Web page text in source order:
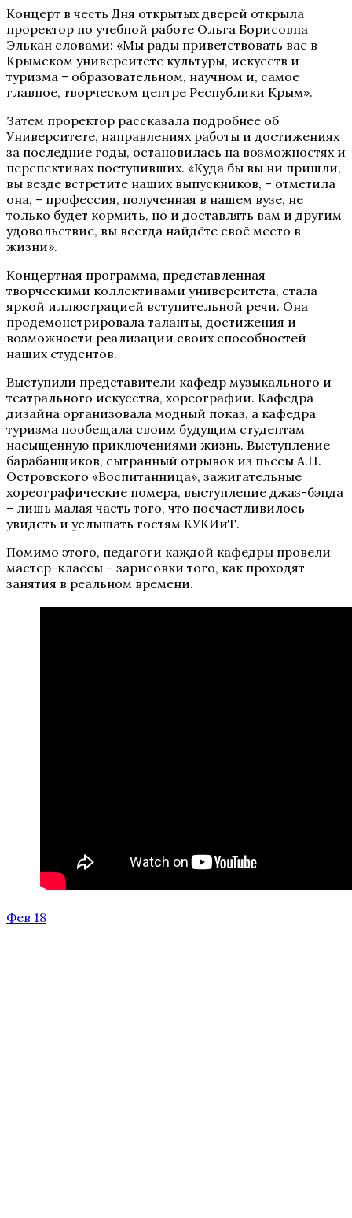
Концерт в честь Дня открытых дверей открыла
проректор по учебной работе Ольга Борисовна
Элькан словами: «Мы рады приветствовать вас в
Крымском университете культуры, искусств и
туризма – образовательном, научном и, самое
главное, творческом центре Республики Крым».
Затем проректор рассказала подробнее об
Университете, направлениях работы и достижениях
за последние годы, остановилась на возможностях и
перспективах поступивших. «Куда бы вы ни пришли,
вы везде встретите наших выпускников, – отметила
она, – профессия, полученная в нашем вузе, не
только будет кормить, но и доставлять вам и другим
удовольствие, вы всегда найдёте своё место в
жизни».
Концертная программа, представленная
творческими коллективами университета, стала
яркой иллюстрацией вступительной речи. Она
продемонстрировала таланты, достижения и
возможности реализации своих способностей
наших студентов.
Выступили представители кафедр музыкального и
театрального искусства, хореографии. Кафедра
дизайна организовала модный показ, а кафедра
туризма пообещала своим будущим студентам
насыщенную приключениями жизнь. Выступление
барабанщиков, сыгранный отрывок из пьесы А.Н.
Островского «Воспитанница», зажигательные
хореографические номера, выступление джаз-бэнда
– лишь малая часть того, что посчастливилось
увидеть и услышать гостям КУКИиТ.
Помимо этого, педагоги каждой кафедры провели
мастер-классы – зарисовки того, как проходят
занятия в реальном времени.
Фев 18